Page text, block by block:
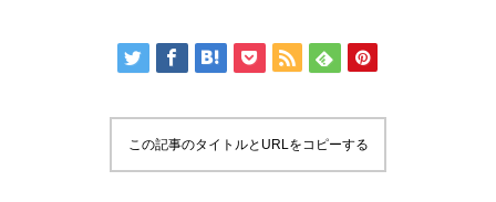
この記事のタイトルとURLをコピーする